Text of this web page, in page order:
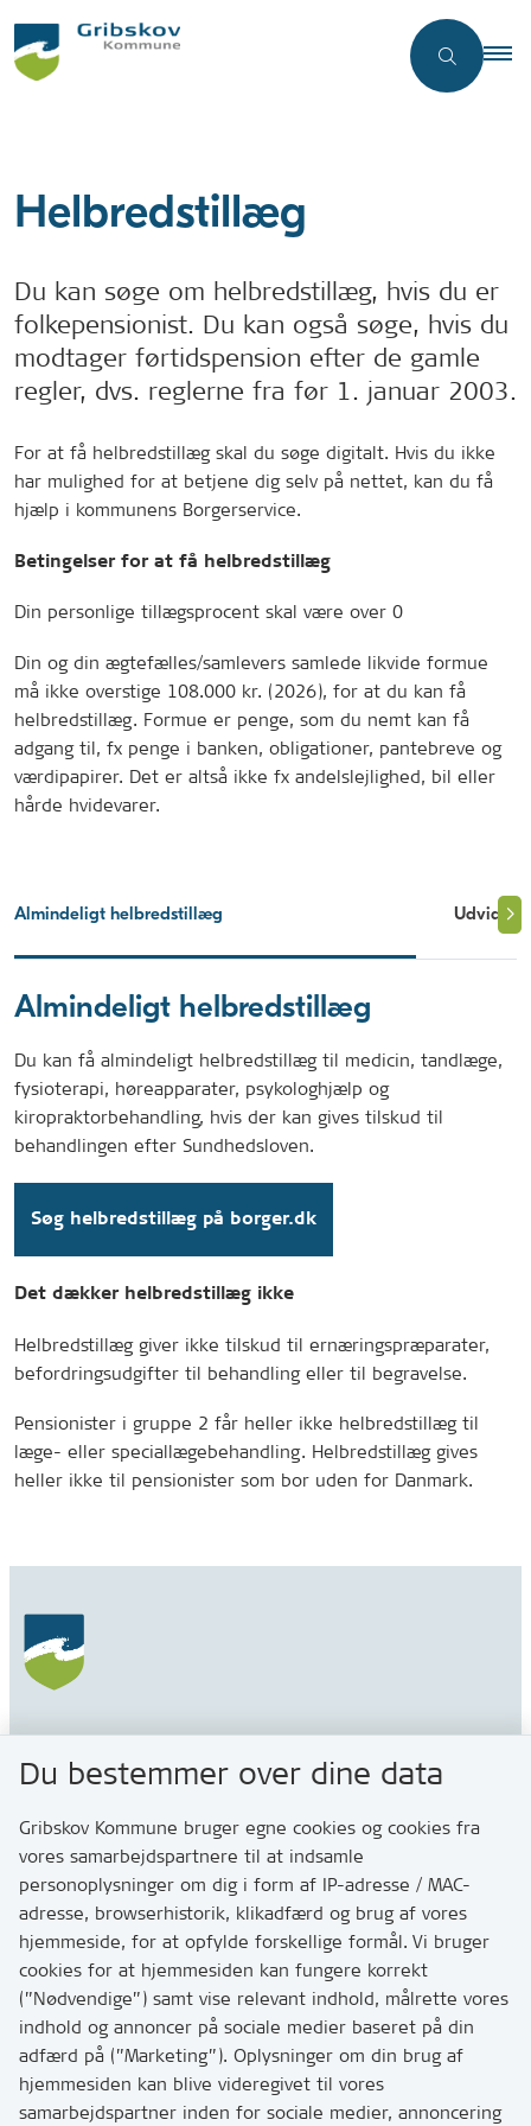
Helbredstillæg
Du kan søge om helbredstillæg, hvis du er
folkepensionist. Du kan også søge, hvis du
modtager førtidspension efter de gamle
regler, dvs. reglerne fra før 1. januar 2003.
For at få helbredstillæg skal du søge digitalt. Hvis du ikke
har mulighed for at betjene dig selv på nettet, kan du få
hjælp i kommunens Borgerservice.
Betingelser for at få helbredstillæg
Din personlige tillægsprocent skal være over 0
Din og din ægtefælles/samlevers samlede likvide formue
må ikke overstige 108.000 kr. (2026), for at du kan få
helbredstillæg. Formue er penge, som du nemt kan få
adgang til, fx penge i banken, obligationer, pantebreve og
værdipapirer. Det er altså ikke fx andelslejlighed, bil eller
hårde hvidevarer.
Almindeligt helbredstillæg Udvidet
Almindeligt helbredstillæg
Du kan få almindeligt helbredstillæg til medicin, tandlæge,
fysioterapi, høreapparater, psykologhjælp og
kiropraktorbehandling, hvis der kan gives tilskud til
behandlingen efter Sundhedsloven.
Søg helbredstillæg på borger.dk
Det dækker helbredstillæg ikke
Helbredstillæg giver ikke tilskud til ernæringspræparater,
befordringsudgifter til behandling eller til begravelse.
Pensionister i gruppe 2 får heller ikke helbredstillæg til
læge- eller speciallægebehandling. Helbredstillæg gives
heller ikke til pensionister som bor uden for Danmark.
Gribskov Kommune
Rådhusvej 3
3200 Helsinge
Kontakt
Skriv til os via Digital Post
Har du brug for at komme i kontakt med os? Se her
hvordan
Tip os om huller i vejen eller andet
T:7249 6000
Bemærk: vi har mange opkald mellem kl. 10 og 11
Du bestemmer over dine data
Gribskov Kommune bruger egne cookies og cookies fra
vores samarbejdspartnere til at indsamle
personoplysninger om dig i form af IP-adresse / MAC-
adresse, browserhistorik, klikadfærd og brug af vores
hjemmeside, for at opfylde forskellige formål. Vi bruger
cookies for at hjemmesiden kan fungere korrekt
(”Nødvendige”) samt vise relevant indhold, målrette vores
indhold og annoncer på sociale medier baseret på din
adfærd på (”Marketing”). Oplysninger om din brug af
hjemmesiden kan blive videregivet til vores
samarbejdspartner inden for sociale medier, annoncering